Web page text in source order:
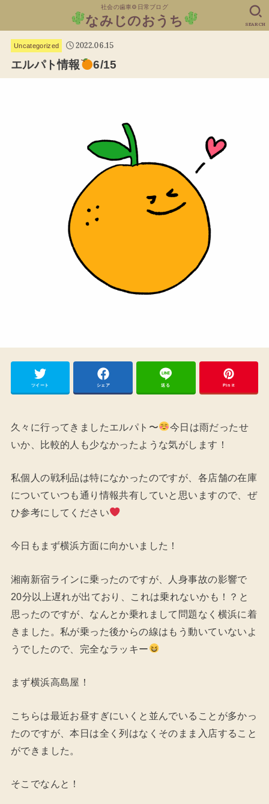
社会の歯車⚙日常ブログ
なみじのおうち SEARCH
Uncategorized 2022.06.15
エルパト情報 6/15
ツイート シェア 送る Pin it
久々に行ってきましたエルパト〜
今日は雨だったせ
いか、比較的人も少なかったような気がします！
私個人の戦利品は特になかったのですが、各店舗の在庫
についていつも通り情報共有していと思いますので、ぜ
ひ参考にしてください
今日もまず横浜方面に向かいました！
湘南新宿ラインに乗ったのですが、人身事故の影響で
20分以上遅れが出ており、これは乗れないかも！？と
思ったのですが、なんとか乗れまして問題なく横浜に着
きました。私が乗った後からの線はもう動いていないよ
うでしたので、完全なラッキー
まず横浜高島屋！
こちらは最近お昼すぎにいくと並んでいることが多かっ
たのですが、本日は全く列はなくそのまま入店すること
ができました。
そこでなんと！